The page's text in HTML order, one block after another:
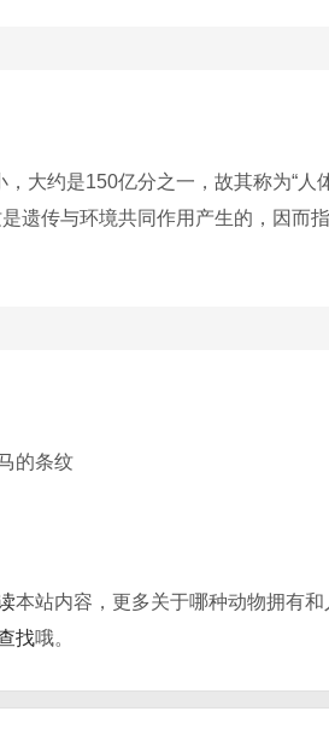
大约是150亿分之一，故其称为“人
遗传与环境共同作用产生的，因而
的条纹
本站内容，更多关于哪种动物拥有和
找哦。